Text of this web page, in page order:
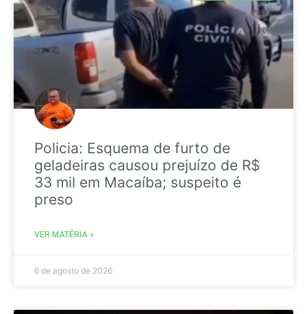
Policia: Esquema de furto de
geladeiras causou prejuízo de R$
33 mil em Macaíba; suspeito é
preso
VER MATÉRIA »
6 de agosto de 2026